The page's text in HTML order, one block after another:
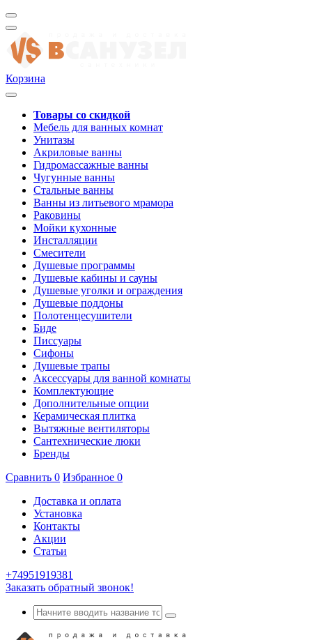
Корзина
Товары со скидкой
Мебель для ванных комнат
Унитазы
Акриловые ванны
Гидромассажные ванны
Чугунные ванны
Стальные ванны
Ванны из литьевого мрамора
Раковины
Мойки кухонные
Инсталляции
Смесители
Душевые программы
Душевые кабины и сауны
Душевые уголки и ограждения
Душевые поддоны
Полотенцесушители
Биде
Писсуары
Сифоны
Душевые трапы
Аксессуары для ванной комнаты
Комплектующие
Дополнительные опции
Керамическая плитка
Вытяжные вентиляторы
Сантехнические люки
Бренды
Сравнить 0 Избранное 0
Доставка и оплата
Установка
Контакты
Акции
Статьи
+74951919381
Заказать обратный звонок!